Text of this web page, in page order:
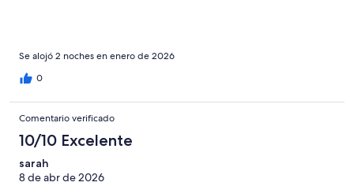
Se alojó 2 noches en enero de 2026
0
Comentario verificado
10/10 Excelente
sarah
8 de abr de 2026